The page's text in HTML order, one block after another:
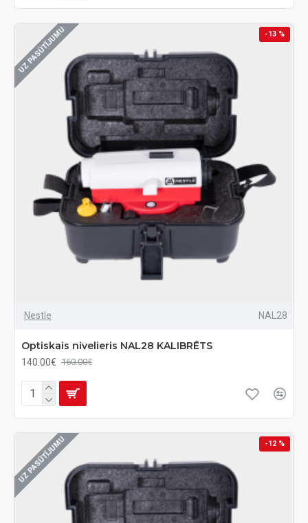
-13 %
UZ PASŪTĪJUMU
Nestle NAL28
Optiskais nivelieris NAL28 KALIBRĒTS
140.00€ 160.00€
-12 %
UZ PASŪTĪJUMU